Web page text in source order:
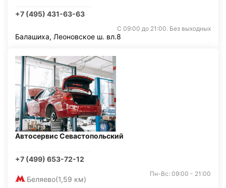
+7 (495) 431-63-63
С 09:00 до 21:00. Без выходных
Балашиха, Леоновское ш. вл.8
Автосервис Севастопольский
+7 (499) 653-72-12
Беляево(1,59 км)
Пн-Вс: 09:00 - 21:00